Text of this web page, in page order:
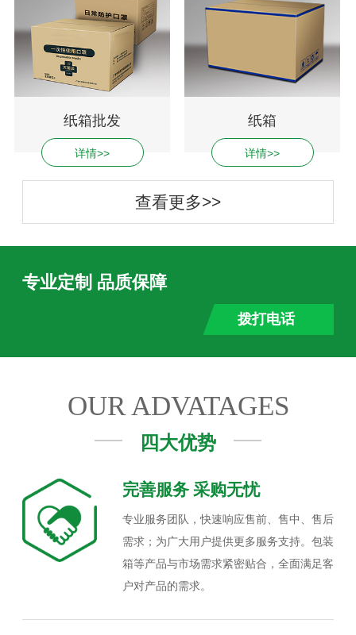
纸箱批发
详情>>
纸箱
详情>>
查看更多>>
专业定制 品质保障
拨打电话
OUR ADVATAGES
四大优势
完善服务 采购无忧
专业服务团队，快速响应售前、售中、售后
需求；为广大用户提供更多服务支持。包装
箱等产品与市场需求紧密贴合，全面满足客
户对产品的需求。